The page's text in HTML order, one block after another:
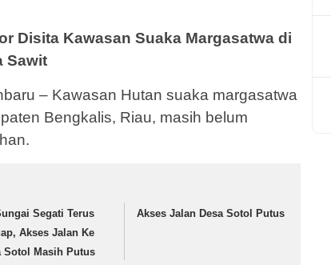
Disita Kawasan Suaka Margasatwa di
Sawit
– Kawasan Hutan suaka margasatwa
Bengkalis, Riau, masih belum
Segati Terus
Akses Jalan Ke
Sotol Masih Putus
Akses Jalan Desa Sotol Putus